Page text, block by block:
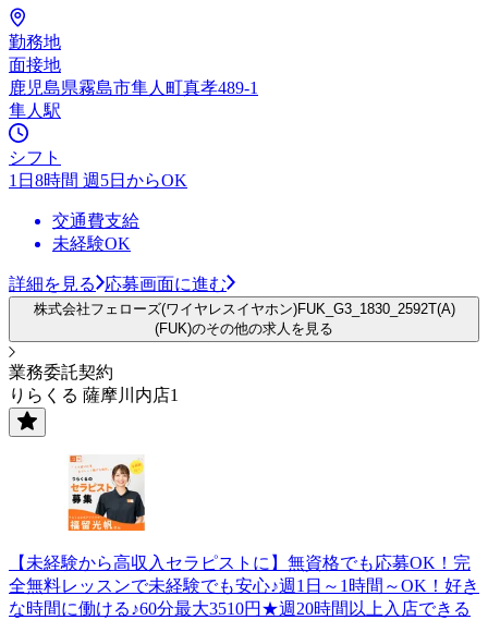
勤務地
面接地
鹿児島県霧島市隼人町真孝489-1
隼人駅
シフト
1日8時間 週5日からOK
交通費支給
未経験OK
詳細を見る 応募画面に進む
株式会社フェローズ(ワイヤレスイヤホン)FUK_G3_1830_2592T(A)
(FUK)のその他の求人を見る
業務委託契約
りらくる 薩摩川内店1
【未経験から高収入セラピストに】無資格でも応募OK！完
全無料レッスンで未経験でも安心♪週1日～1時間～OK！好き
な時間に働ける♪60分最大3510円★週20時間以上入店できる